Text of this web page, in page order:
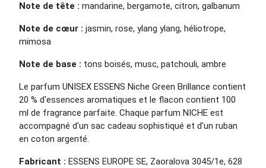
Note de tête : mandarine, bergamote, citron, galbanum
Note de cœur : jasmin, rose, ylang ylang, héliotrope,
mimosa
Note de base : tons boisés, musc, patchouli, ambre
Le parfum UNISEX ESSENS Niche Green Brillance contient
20 % d'essences aromatiques et le flacon contient 100
ml de fragrance parfaite. Chaque parfum NICHE est
accompagné d'un sac cadeau sophistiqué et d'un ruban
en coton argenté.
Fabricant : ESSENS EUROPE SE, Zaoralova 3045/1e, 628